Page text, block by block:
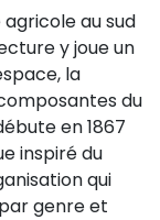
au sud
y joue un
la
du
en 1867
inspiré du
qui
genre et